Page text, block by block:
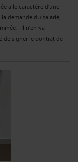
a le caractère d'une
demande du salarié,
Il n'en va
de signer le contrat de